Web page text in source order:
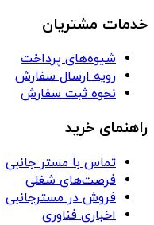
خدمات مشتریان
شیوه‌های پرداخت
رویه ارسال سفارش
نحوه ثبت سفارش
راهنمای خرید
تماس با مستر جانبی
فرصت‌های شغلی
فروش در مسترجانبی
اخباری فناوری